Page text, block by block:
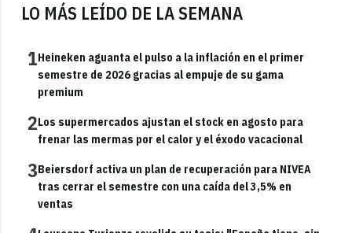
LO MÁS LEÍDO DE LA SEMANA
1Heineken aguanta el pulso a la inflación en el primer
semestre de 2026 gracias al empuje de su gama
premium
2Los supermercados ajustan el stock en agosto para
frenar las mermas por el calor y el éxodo vacacional
3Beiersdorf activa un plan de recuperación para NIVEA
tras cerrar el semestre con una caída del 3,5% en
ventas